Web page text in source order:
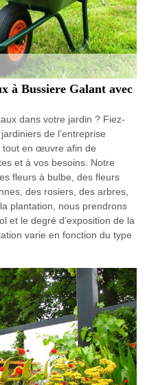
à Bussiere Galant avec
dans votre jardin ? Fiez-
de l’entreprise
tout en œuvre afin de
et à vos besoins. Notre
fleurs à bulbe, des fleurs
des rosiers, des arbres,
plantation, nous prendrons
et le degré d’exposition de la
varie en fonction du type